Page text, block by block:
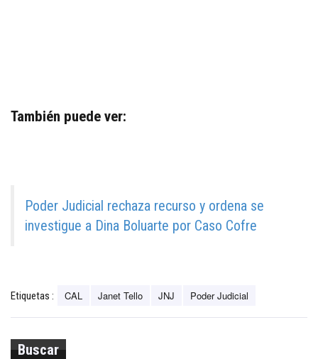
También puede ver:
Poder Judicial rechaza recurso y ordena se
investigue a Dina Boluarte por Caso Cofre
Etiquetas : CAL Janet Tello JNJ Poder Judicial
Buscar